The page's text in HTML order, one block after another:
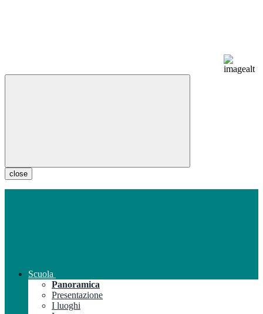
close
Scuola
Panoramica
Presentazione
I luoghi